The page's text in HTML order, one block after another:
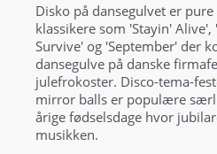
Disko på dansegulvet er
klassikere som 'Stayin'
Survive' og 'September' der
dansegulve på danske
julefrokoster. Disco-tema-
mirror balls er populære
årige fødselsdage hvor
musikken.